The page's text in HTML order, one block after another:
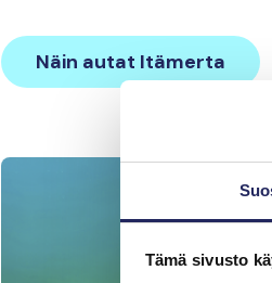
Tämä sivusto
Näin autat Itämerta